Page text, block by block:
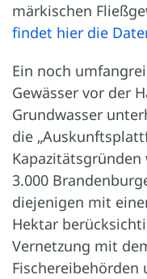
märkischen
findet hier die
Ein noch
Gewässer vor der
Grundwasser
die
3.000
diejenigen mit
Hektar
Vernetzung mit
Fischereibehörden